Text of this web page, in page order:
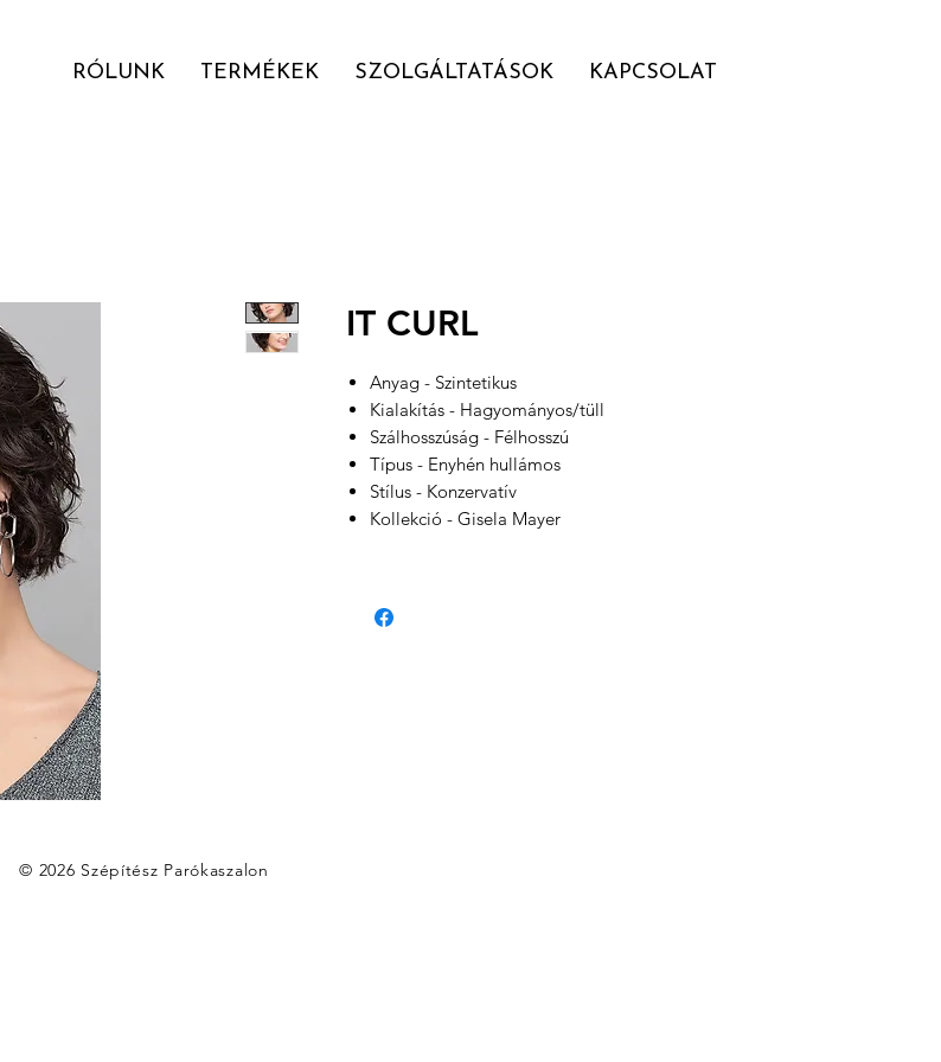
RÓLUNK TERMÉKEK SZOLGÁLTATÁSOK KAPCSOLAT
IT CURL
Anyag - Szintetikus
Kialakítás - Hagyományos/tüll
Szálhosszúság - Félhosszú
Típus - Enyhén hullámos
Stílus - Konzervatív
Kollekció - Gisela Mayer
© 2026 Szépítész Parókaszalon